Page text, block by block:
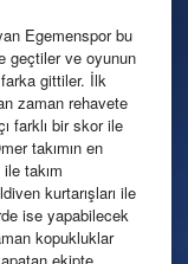
Egemenspor bu
geçtiler ve oyunun
gittiler. İlk
zaman rehavete
farklı bir skor ile
takımın en
takım
kurtarışları ile
ise yapabilecek
kopukluklar